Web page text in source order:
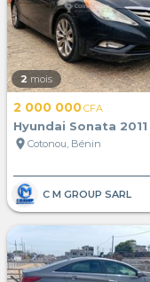
2 mois
2 000 000CFA
Hyundai Sonata 2011
location_on Cotonou, Bénin
C M GROUP SARL